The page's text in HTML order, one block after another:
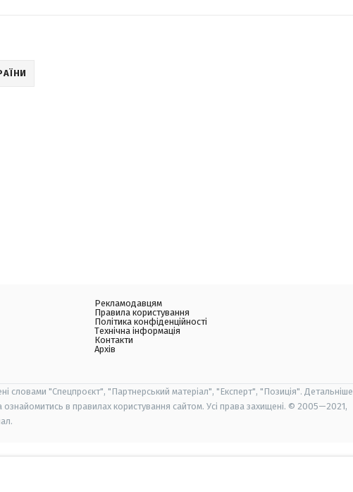
Рекламодавцям
Правила користування
Політика конфіденційності
Технічна інформація
Контакти
Архів
словами "Спецпроєкт", "Партнерський матеріал", "Експерт", "Позиція". Детальніше
в правилах користування сайтом. Усі права захищені. © 2005—2021,